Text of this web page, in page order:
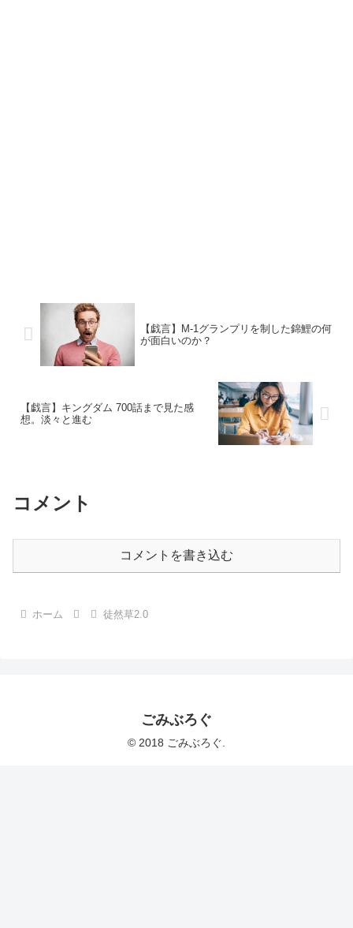
【戯言】M-1グランプリを制した錦鯉の何
が面白いのか？
【戯言】キングダム 700話まで見た感
想。淡々と進む
コメント
コメントを書き込む
ホーム 徒然草2.0
ごみぶろぐ
© 2018 ごみぶろぐ.